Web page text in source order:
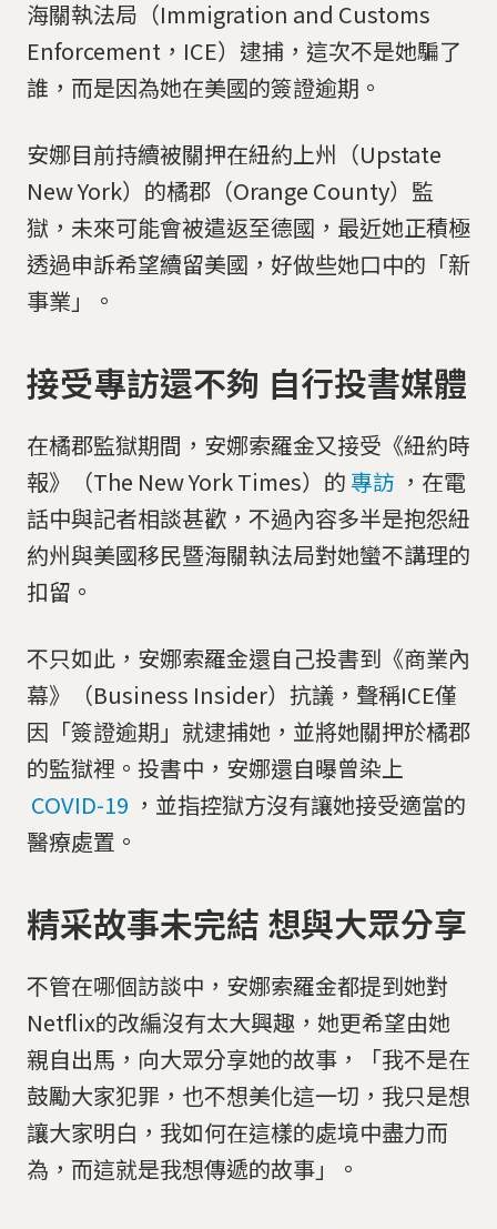
海關執法局（Immigration and Customs
Enforcement，ICE）逮捕，這次不是她騙了
誰，而是因為她在美國的簽證逾期。
安娜目前持續被關押在紐約上州（Upstate
New York）的橘郡（Orange County）監
獄，未來可能會被遣返至德國，最近她正積極
透過申訴希望續留美國，好做些她口中的「新
事業」。
接受專訪還不夠 自行投書媒體
在橘郡監獄期間，安娜索羅金又接受《紐約時
報》（The New York Times）的專訪 ，在電
話中與記者相談甚歡，不過內容多半是抱怨紐
約州與美國移民暨海關執法局對她蠻不講理的
扣留。
不只如此，安娜索羅金還自己投書到《商業內
幕》（Business Insider）抗議，聲稱ICE僅
因「簽證逾期」就逮捕她，並將她關押於橘郡
的監獄裡。投書中，安娜還自曝曾染上
COVID-19 ，並指控獄方沒有讓她接受適當的
醫療處置。
精采故事未完結 想與大眾分享
不管在哪個訪談中，安娜索羅金都提到她對
Netflix的改編沒有太大興趣，她更希望由她
親自出馬，向大眾分享她的故事，「我不是在
鼓勵大家犯罪，也不想美化這一切，我只是想
讓大家明白，我如何在這樣的處境中盡力而
為，而這就是我想傳遞的故事」。